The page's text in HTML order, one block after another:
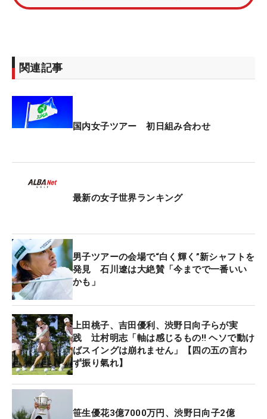
ます。逆に何もアジャストしていない、真っさらな
感じのほうがよくわかる。すごく良かったです」。
元々、「PT」のユーザーだった上田は「グラファイ
トデザイン独特のしなりが好きなんです。自分はド
ボールが打てていた」と新相棒候補に納得顔。この
日は「5S」をドライバーに装着していたが、「そん
り上げた練習ラウンドでも「良かったと思います」
と満足度はさらに上がっていた。
ドライビングレンジで見守った辻村明志コーチも
「低く見積もっても5ヤードは伸びていたと思う」
と飛距離アツプを間近で確認した。
この大会は2008年に自らの誕生日を祝うバースデー
Vを果たした。コースはかつての練習拠点だった六
る本番で使うかどうかについては言及しなかった
が、ひと振りで気に入った新シャフト。即投入する
関連記事
国内女子ツアー 初日組み合わせ
最新の女子世界ランキング
男子ツアーの会場で“白く輝く”新シャフトを
発見 石川遼は大絶賛「今までで一番いい
かも」
上田桃子、吉田優利、渋野日向子らが実
践 辻村明志「軸は感じるもの‼ ヘソで動け
ばスイングは崩れません」【四の五の言わ
ず振り氣れ】
笹生優花3億7000万円、渋野日向子2億